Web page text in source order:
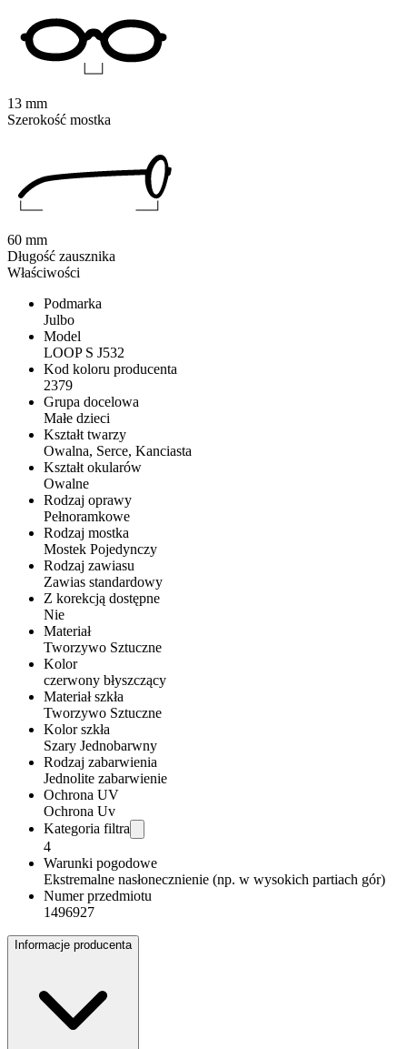
Właściwości
Podmarka
Julbo
Model
LOOP S J532
Kod koloru producenta
2379
Grupa docelowa
Małe dzieci
Kształt twarzy
Owalna, Serce, Kanciasta
Kształt okularów
Owalne
Rodzaj oprawy
Pełnoramkowe
Rodzaj mostka
Mostek Pojedynczy
Rodzaj zawiasu
Zawias standardowy
Z korekcją dostępne
Nie
Materiał
Tworzywo Sztuczne
Kolor
czerwony błyszczący
Materiał szkła
Tworzywo Sztuczne
Kolor szkła
Szary Jednobarwny
Rodzaj zabarwienia
Jednolite zabarwienie
Ochrona UV
Ochrona Uv
Kategoria filtra
4
Warunki pogodowe
Ekstremalne nasłonecznienie (np. w wysokich partiach gór)
Numer przedmiotu
1496927
Informacje producenta
13 mm
Szerokość mostka
60 mm
Długość zausznika